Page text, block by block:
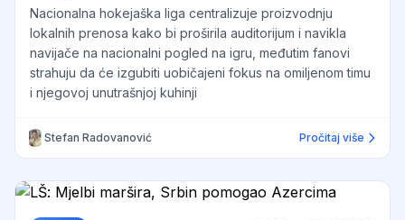
Nacionalna hokejaška liga centralizuje proizvodnju
lokalnih prenosa kako bi proširila auditorijum i navikla
navijače na nacionalni pogled na igru, međutim fanovi
strahuju da će izgubiti uobičajeni fokus na omiljenom timu
i njegovoj unutrašnjoj kuhinji
Stefan Radovanović Pročitaj više